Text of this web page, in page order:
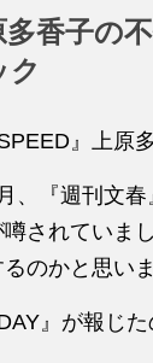
香子の
ク
』上原
、『週刊文
されていま
のかと思いま
』が報じ